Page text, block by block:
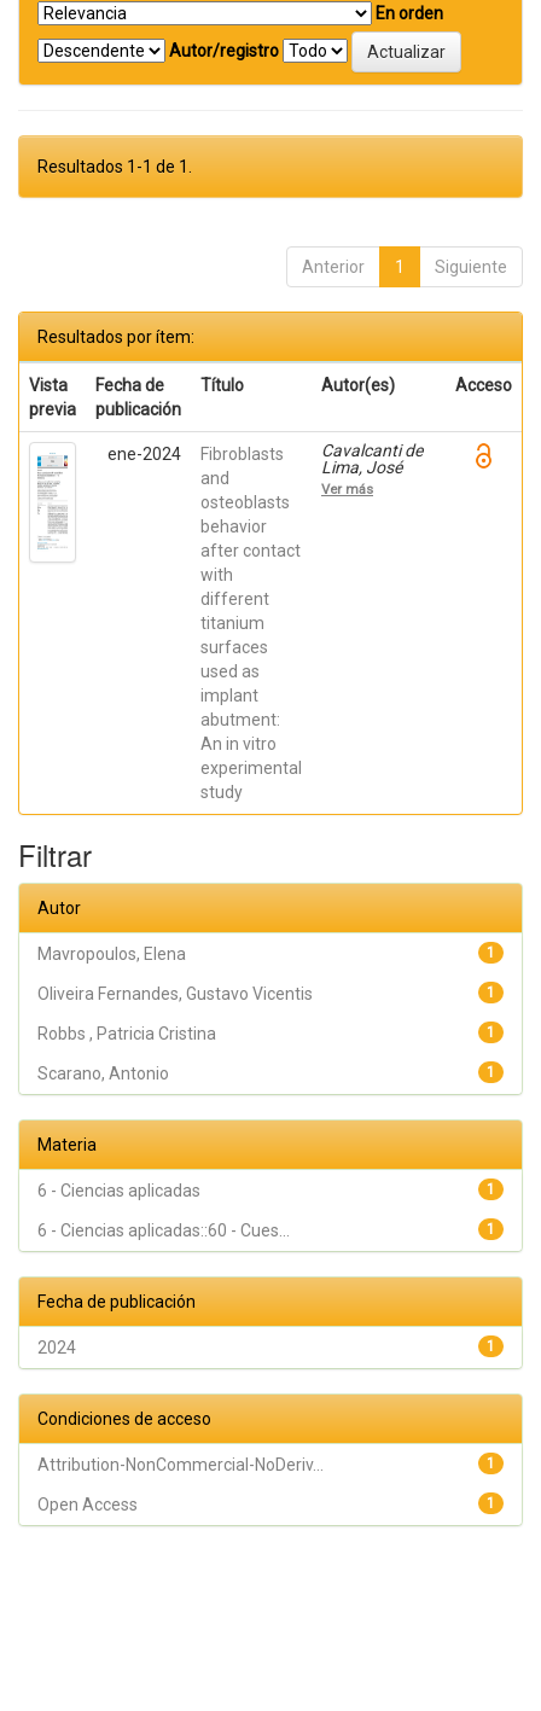
En orden
Autor/registro
Resultados 1-1 de 1.
Anterior 1 Siguiente
Resultados por ítem:
Vista
previa
Fecha de
publicación
Título Autor(es) Acceso
ene-2024
Fibroblasts
and
osteoblasts
behavior
after contact
with
different
titanium
surfaces
used as
implant
abutment:
An in vitro
experimental
study
Cavalcanti de
Lima, José
Henrique;
Robbs ,
Ver más
Filtrar
Autor
1
Mavropoulos, Elena
1
Oliveira Fernandes, Gustavo Vicentis
1
Robbs , Patricia Cristina
1
Scarano, Antonio
Materia
1
6 - Ciencias aplicadas
1
6 - Ciencias aplicadas::60 - Cues...
Fecha de publicación
1
2024
Condiciones de acceso
1
Attribution-NonCommercial-NoDeriv...
1
Open Access